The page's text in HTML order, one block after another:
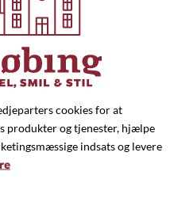
Du kan altid
ved at klikke på
i hvert
cookies for at
produkter og tjenester, hjælpe
indsats og levere